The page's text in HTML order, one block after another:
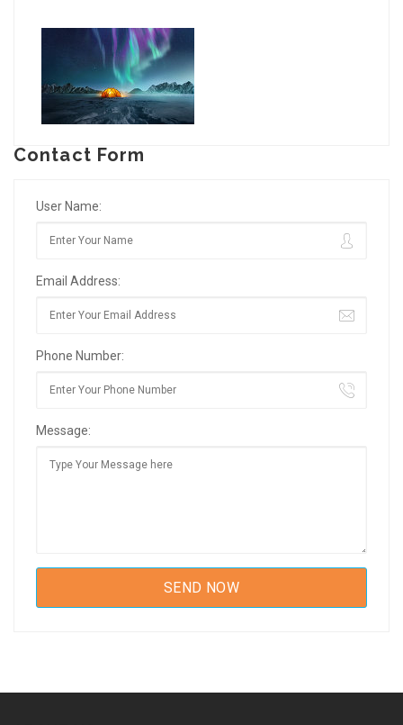
Contact Form
User Name:
Email Address:
Phone Number:
Message: